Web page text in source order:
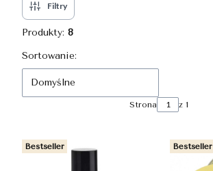
Filtry
Produkty: 8
Lista produktów
Sortowanie:
Domyślne
Strona z 1
Bestseller Bestseller